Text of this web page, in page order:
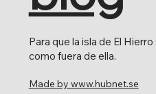
Para que la isla de El
como fuera de ella.
Made by www.hubnet.se